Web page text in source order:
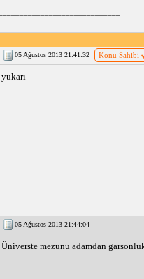
05 Ağustos 2013 21:41:32 Konu Sahibi
yukarı
05 Ağustos 2013 21:44:04
Üniverste mezunu adamdan